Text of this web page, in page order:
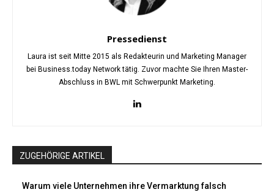
Pressedienst
Laura ist seit Mitte 2015 als Redakteurin und Marketing Manager
bei Business.today Network tätig. Zuvor machte Sie Ihren Master-
Abschluss in BWL mit Schwerpunkt Marketing.
ZUGEHÖRIGE ARTIKEL
Warum viele Unternehmen ihre Vermarktung falsch